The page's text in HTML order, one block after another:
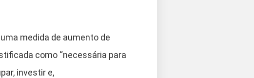
medida de aumento de
como “necessária para
investir e,